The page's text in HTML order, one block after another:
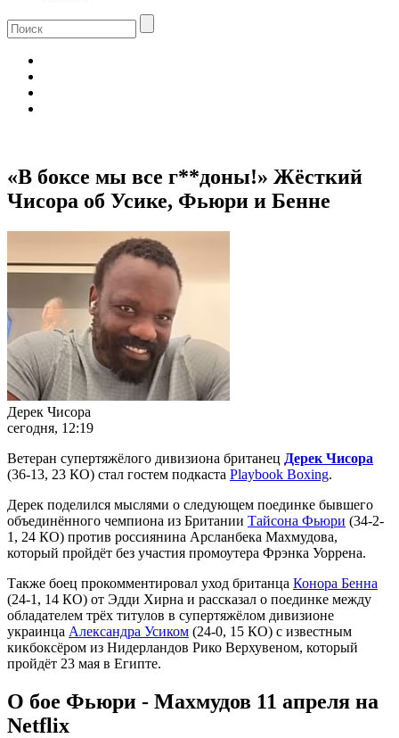
«В боксе мы все г**доны!» Жёсткий
Чисора об Усике, Фьюри и Бенне
Дерек Чисора
сегодня, 12:19
Ветеран супертяжёлого дивизиона британец Дерек Чисора
(36-13, 23 КО) стал гостем подкаста Playbook Boxing.
Дерек поделился мыслями о следующем поединке бывшего
объединённого чемпиона из Британии Тайсона Фьюри (34-2-
1, 24 КО) против россиянина Арсланбека Махмудова,
который пройдёт без участия промоутера Фрэнка Уоррена.
Также боец прокомментировал уход британца Конора Бенна
(24-1, 14 КО) от Эдди Хирна и рассказал о поединке между
обладателем трёх титулов в супертяжёлом дивизионе
украинца Александра Усиком (24-0, 15 КО) с известным
кикбоксёром из Нидерландов Рико Верхувеном, который
пройдёт 23 мая в Египте.
О бое Фьюри - Махмудов 11 апреля на
Netflix